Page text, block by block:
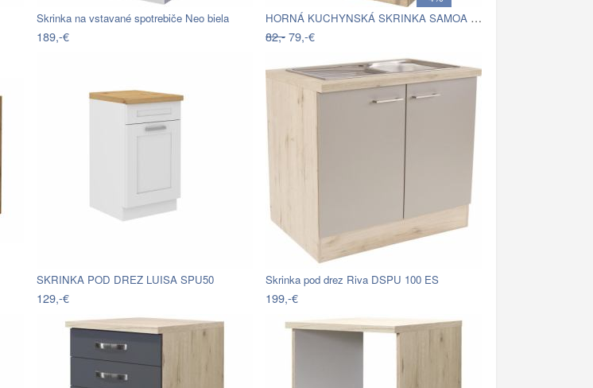
Skrinka na vstavané spotrebiče Neo biela
189,-€
HORNÁ KUCHYNSKÁ SKRINKA SAMOA H 50-89
82,-79,-€
SKRINKA POD DREZ LUISA SPU50
129,-€
Skrinka pod drez Riva DSPU 100 ES
199,-€